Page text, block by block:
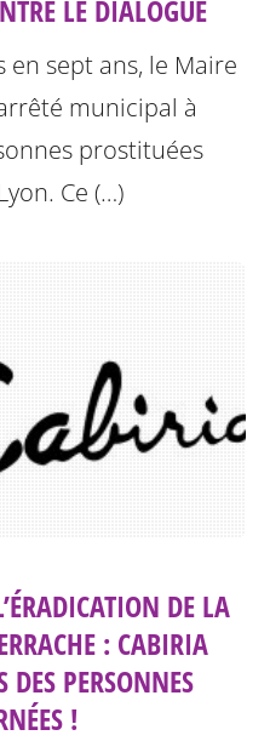
LE DIALOGUE
sept ans, le Maire
municipal à
prostituées
Ce (…)
DE LA
: CABIRIA
DES PERSONNES
!